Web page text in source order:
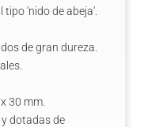
'nido de abeja'.
de gran dureza.
30 mm.
dotadas de